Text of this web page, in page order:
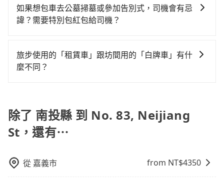
會額外浪費12分鐘在轉乘與等車上，現在還不馬上來預
約tripool！如果你僅有兩位乘車，也可參考tripool的拼
樣。另外，偶爾也會遇到明明已經預約了時間但上一位
用戶卻遲遲尚未歸還，又或者要還車時卻偏偏找不到停
使用時還是有其區域的限制，實際可停靠的地點與你的
上下車地點仍有段距離，在遇到下雨天或者載行李時，
價，如臨時需要，前一天傍晚五點前仍會收單，最遲如
當天下午過後乘車，四小時前仍能預約。
比較寬鬆且不介意耗時轉乘可選大眾運輸或較貴的計程
車。 旅行人數：人數多時包車較方便舒適且每個人攤提
車，不趕時間即可選用大眾運輸。 便利性：需要便利性
和方便性可選包車和計程車，喜歡探險和體驗當地文化
明： 包車：可以依照個人行程需要靈活安排時間，價格
依平台預定時價格而定，通常愈長程價格CP值愈高。 計
比包車貴。 白牌車：通常價格較包車便宜，但司機素
質、品質不一，如行程有問題，事後無法提供客服申訴
如果想包車去公墓掃墓或參加告別式，司機會有忌
諱？需要特別包紅包給司機？
都會提供接送服務。不過，如果您有其他特殊要求，例
如需要載運骨灰罈或在車上進行法事等作業，建議在訂
旅步使用的「租賃車」跟坊間用的「白牌車」有什
麼不同？
為旅步貴賓服務用車。與一些私家車充當營業用車違法
接載的「白牌車」不同。旅步所使用的車輛合法且符合
相關法規。
除了 南投縣 到 No. 83, Neijiang
St，還有⋯
從 嘉義市 from NT$4350